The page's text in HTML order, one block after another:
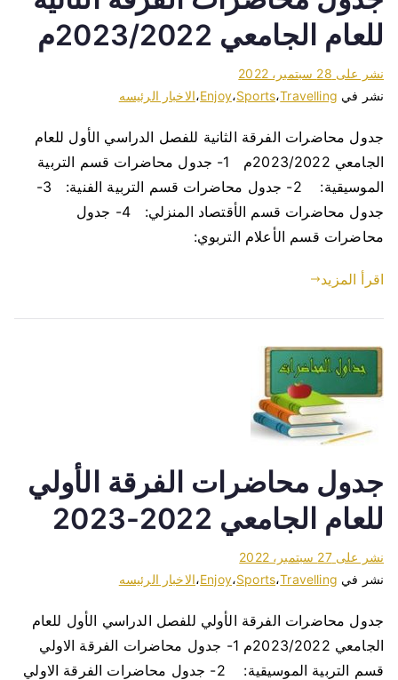
للعام الجامعي 2023/2022م
نشر على 28 سبتمبر، 2022
نشر في
Enjoy،Sports،Travelling ،الاخبار الرئيسه
جدول محاضرات الفرقة الثانية للفصل الدراسي الأول للعام
الجامعي 2023/2022م 1- جدول محاضرات قسم التربية
الموسيقية: 2- جدول محاضرات قسم التربية الفنية: 3-
جدول محاضرات قسم الأقتصاد المنزلي: 4- جدول
محاضرات قسم الأعلام التربوي:
اقرأ المزيد
جدول محاضرات الفرقة الأولي
للعام الجامعي 2022-2023
نشر على27 سبتمبر، 2022
نشر في
Enjoy،Sports،Travelling ،الاخبار الرئيسه
جدول محاضرات الفرقة الأولي للفصل الدراسي الأول للعام
الجامعي 2023/2022م 1- جدول محاضرات الفرقة الاولي
قسم التربية الموسيقية: 2- جدول محاضرات الفرقة الاولي